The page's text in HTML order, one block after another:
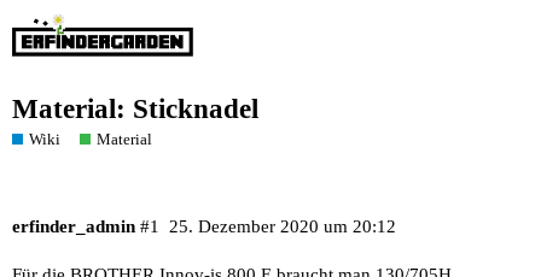
Material: Sticknadel
Wiki Material
erfinder_admin 25. Dezember 2020 um 20:12
#1